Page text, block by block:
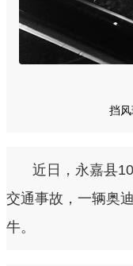
挡
近日，永嘉县
交通事故，一辆奥
牛。